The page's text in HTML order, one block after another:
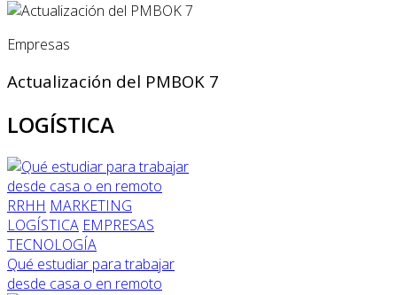
Empresas
Actualización del PMBOK 7
LOGÍSTICA
RRHH MARKETING
LOGÍSTICA EMPRESAS
TECNOLOGÍA
Qué estudiar para trabajar
desde casa o en remoto